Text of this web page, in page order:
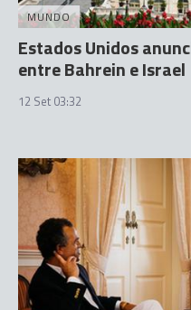
MUNDO
Estados Unidos
entre Bahrein e Israel
12 Set 03:32